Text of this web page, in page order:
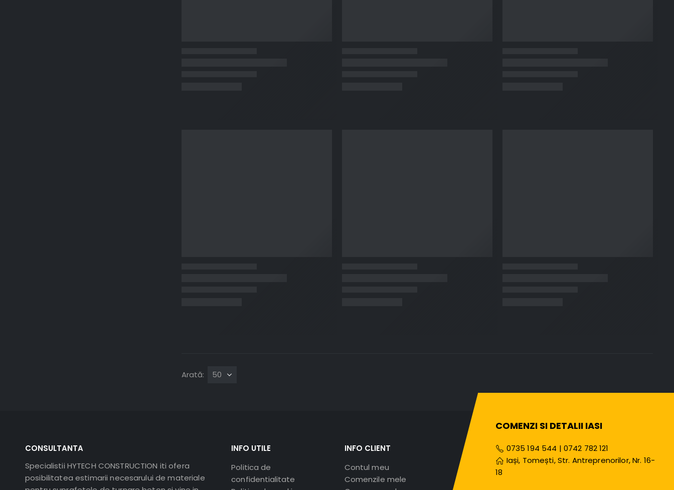
Arată:
CONSULTANTA
Specialistii HYTECH CONSTRUCTION iti ofera
posibilitatea estimarii necesarului de materiale
INFO UTILE
Politica de
confidentialitate
INFO CLIENT
Contul meu
Comenzile mele
COMENZI SI DETALII IASI
0735 194 544 | 0742 782 121
Iași, Tomești, Str. Antreprenorilor, Nr. 16-
18